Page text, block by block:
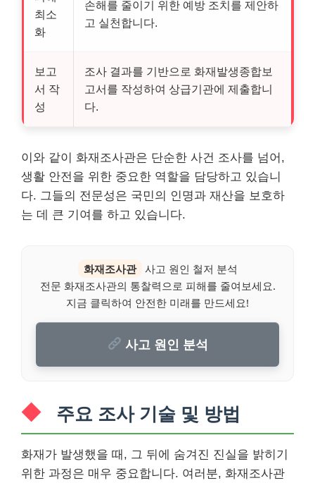
최소
화
손해를 줄이기 위한 예방 조치를 제안하
고 실천합니다.
보고
서 작
성
조사 결과를 기반으로 화재발생종합보
고서를 작성하여 상급기관에 제출합니
다.
이와 같이 화재조사관은 단순한 사건 조사를 넘어,
생활 안전을 위한 중요한 역할을 담당하고 있습니
다. 그들의 전문성은 국민의 인명과 재산을 보호하
는 데 큰 기여를 하고 있습니다.
화재조사관
사고 원인 철저 분석
전문 화재조사관의 통찰력으로 피해를 줄여보세요.
지금 클릭하여 안전한 미래를 만드세요!
사고 원인 분석
주요 조사 기술 및 방법
화재가 발생했을 때, 그 뒤에 숨겨진 진실을 밝히기
위한 과정은 매우 중요합니다. 여러분, 화재조사관